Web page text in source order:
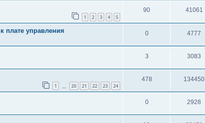
1 2 3 4 5
90 41061
плате управления 0 4777
3 3083
1 20 21 22 23 24
478 134450
0 2928